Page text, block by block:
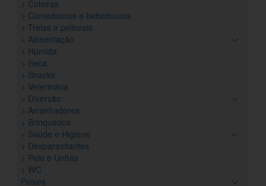
> Coleiras
> Comedouros e bebedouros
> Trelas e peitorais
» Alimentação
> Húmida
> Seca
> Snacks
> Veterinária
» Diversão
> Arranhadores
> Brinquedos
» Saúde e Higiene
> Desparasitantes
> Pelo e Unhas
> WC
Peixes